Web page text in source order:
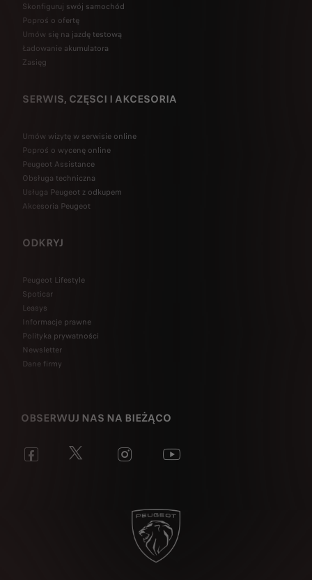
Skonfiguruj swój samochód
Poproś o ofertę
Umów się na jazdę testową
Ładowanie akumulatora
Zasięg
SERWIS, CZĘSCI I AKCESORIA
Umów wizytę w serwisie online
Poproś o wycenę online
Peugeot Assistance
Obsługa techniczna
Usługa Peugeot z odkupem
Akcesoria Peugeot
ODKRYJ
Peugeot Lifestyle
Spoticar
Leasys
Informacje prawne
Polityka prywatności
Newsletter
Dane firmy
OBSERWUJ NAS NA BIEŻĄCO